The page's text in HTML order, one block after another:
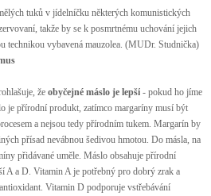
tuků v jídelníčku některých komunistických
takže by se k posmrtnému uchování jejich
technikou vybavená mauzolea. (MUDr. Studnička)
že obyčejné máslo je lepší - pokud ho jíme
je přírodní produkt, zatímco margaríny musí být
a nejsou tedy přírodním tukem. Margarín by
přísad nevábnou šedivou hmotou. Do másla, na
přidávané uměle. Máslo obsahuje přírodní
A a D. Vitamin A je potřebný pro dobrý zrak a
Vitamin D podporuje vstřebávání